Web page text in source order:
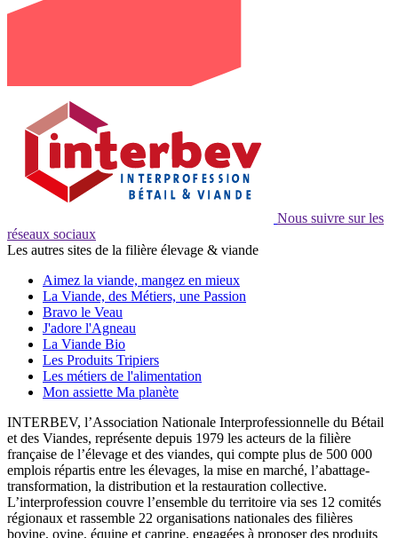
Nous suivre sur les
réseaux sociaux
Les autres sites de la filière élevage & viande
Aimez la viande, mangez en mieux
La Viande, des Métiers, une Passion
Bravo le Veau
J'adore l'Agneau
La Viande Bio
Les Produits Tripiers
Les métiers de l'alimentation
Mon assiette Ma planète
INTERBEV, l’Association Nationale Interprofessionnelle du Bétail
et des Viandes, représente depuis 1979 les acteurs de la filière
française de l’élevage et des viandes, qui compte plus de 500 000
emplois répartis entre les élevages, la mise en marché, l’abattage-
transformation, la distribution et la restauration collective.
L’interprofession couvre l’ensemble du territoire via ses 12 comités
régionaux et rassemble 22 organisations nationales des filières
bovine, ovine, équine et caprine, engagées à proposer des produits